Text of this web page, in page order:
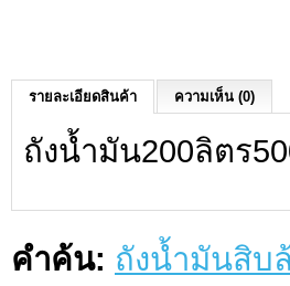
รายละเอียดสินค้า ความเห็น (0)
ถังน้ำมัน200ลิตร
คำค้น: ถังน้ำมันสิบ